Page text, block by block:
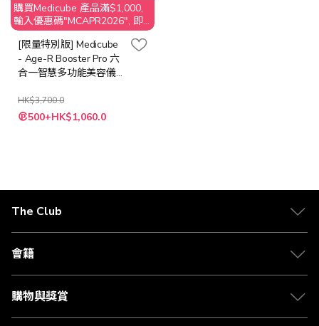
購買Medicube 產品滿$1,000,
輸入優惠碼"MCAPR2026", 即
享$50 折扣
[限量特別版] Medicube
- Age-R Booster Pro 六
合一智慧多功能美容儀
HK$3,700.0
特
殊 500+HK$1,060.0
The Club
關於 The Club
合作夥伴
媒體中心
會籍
會籍及專屬禮遇
賺取積分
購物與獎賞
物流與配送